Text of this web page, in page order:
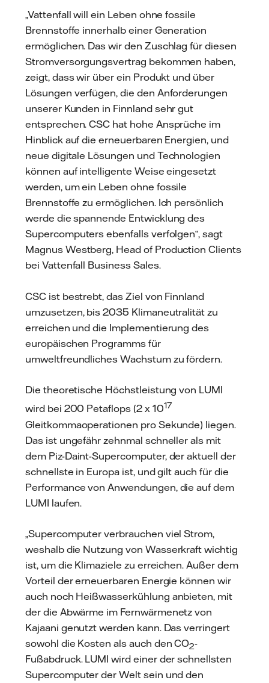
„Vattenfall will ein Leben ohne fossile
Brennstoffe innerhalb einer Generation
ermöglichen. Das wir den Zuschlag für diesen
Stromversorgungsvertrag bekommen haben,
zeigt, dass wir über ein Produkt und über
Lösungen verfügen, die den Anforderungen
unserer Kunden in Finnland sehr gut
entsprechen. CSC hat hohe Ansprüche im
Hinblick auf die erneuerbaren Energien, und
neue digitale Lösungen und Technologien
können auf intelligente Weise eingesetzt
werden, um ein Leben ohne fossile
Brennstoffe zu ermöglichen. Ich persönlich
werde die spannende Entwicklung des
Supercomputers ebenfalls verfolgen“, sagt
Magnus Westberg, Head of Production Clients
bei Vattenfall Business Sales.
CSC ist bestrebt, das Ziel von Finnland
umzusetzen, bis 2035 Klimaneutralität zu
erreichen und die Implementierung des
europäischen Programms für
umweltfreundliches Wachstum zu fördern.
Die theoretische Höchstleistung von LUMI
wird bei 200 Petaflops (2 x 1017
Gleitkommaoperationen pro Sekunde) liegen.
Das ist ungefähr zehnmal schneller als mit
dem Piz-Daint-Supercomputer, der aktuell der
schnellste in Europa ist, und gilt auch für die
Performance von Anwendungen, die auf dem
LUMI laufen.
„Supercomputer verbrauchen viel Strom,
weshalb die Nutzung von Wasserkraft wichtig
ist, um die Klimaziele zu erreichen. Außer dem
Vorteil der erneuerbaren Energie können wir
auch noch Heißwasserkühlung anbieten, mit
der die Abwärme im Fernwärmenetz von
Kajaani genutzt werden kann. Das verringert
sowohl die Kosten als auch den CO2-
Fußabdruck. LUMI wird einer der schnellsten
Supercomputer der Welt sein und den